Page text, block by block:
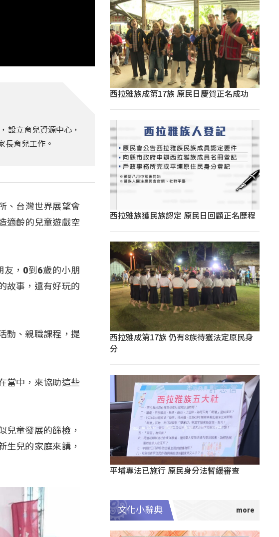
設立育兒資源中心，
長育兒工作。
、台灣世界展望會
適齡的兒童遊戲空
友，0到6歲的小朋
故事，還有好玩的
動、親職課程，提
當中，來協助這些
兒童發展的篩檢，
生兒的家庭來講，
西拉雅族成第17族 原民日慶賀正名成功
西拉雅族獲民族認定 原民日回顧正名歷程
西拉雅成第17族 仍有8族待獲法定原民身
分
平埔專法已施行 原民身分法暫緩審查
文化小辭典